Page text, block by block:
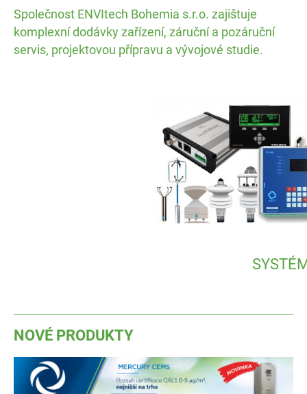
Společnost ENVItech Bohemia s.r.o. zajištuje
komplexní dodávky zařízení, záruční a pozáruční
servis, projektovou přípravu a vývojové studie.
NOVÉ PRODUKTY